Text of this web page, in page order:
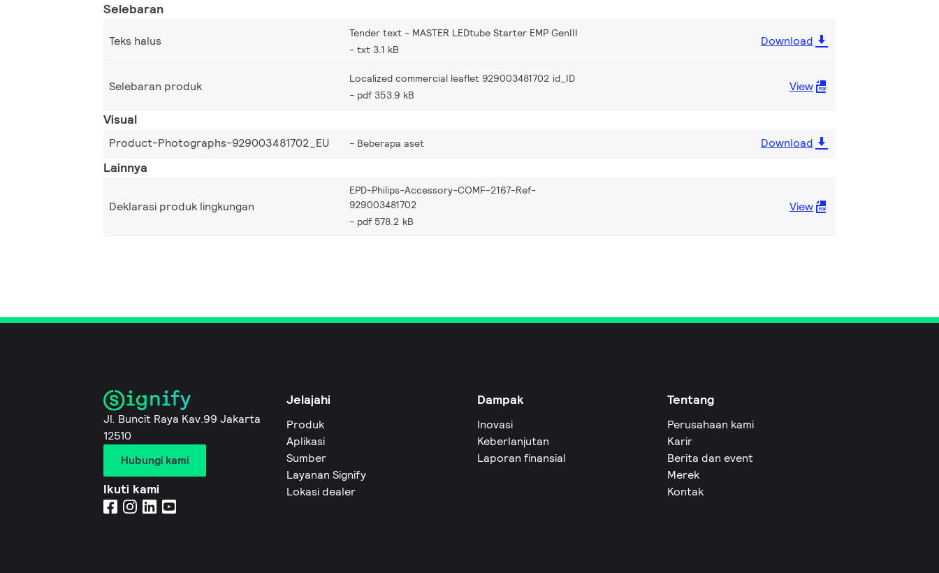
Selebaran
Teks halus
Tender text - MASTER LEDtube Starter EMP GenIII
txt 3.1 kB
Download
Selebaran produk
Localized commercial leaflet 929003481702 id_ID
pdf 353.9 kB
View
Visual
Product-Photographs-929003481702_EU Beberapa aset Download
Lainnya
Deklarasi produk lingkungan
EPD-Philips-Accessory-COMF-2167-Ref-
929003481702
pdf 578.2 kB
View
Jl. Buncit Raya Kav.99 Jakarta
12510
Hubungi kami
Ikuti kami
Jelajahi
Produk
Aplikasi
Sumber
Layanan Signify
Lokasi dealer
Dampak
Inovasi
Keberlanjutan
Laporan finansial
Tentang
Perusahaan kami
Karir
Berita dan event
Merek
Kontak